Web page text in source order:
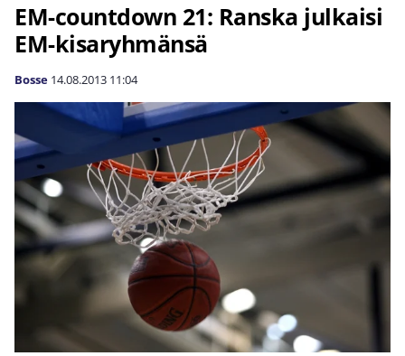
EM-countdown 21: Ranska julkaisi
EM-kisaryhmänsä
Bosse 14.08.2013 11:04